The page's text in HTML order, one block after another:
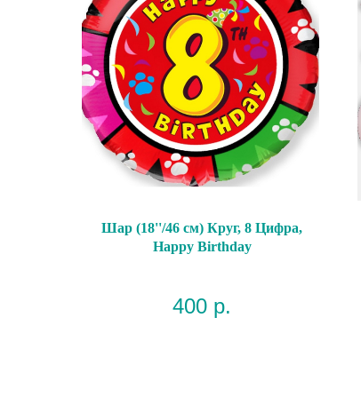
Шар (18''/46 см) Круг, 8 Цифра,
Happy Birthday
400 р.